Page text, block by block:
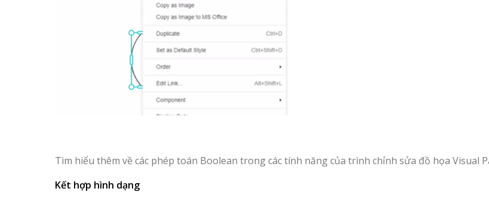
Tìm hiểu thêm về các phép toán Boolean trong các tính năng của trình chỉnh sửa đồ họa Visual
Kết hợp hình dạng